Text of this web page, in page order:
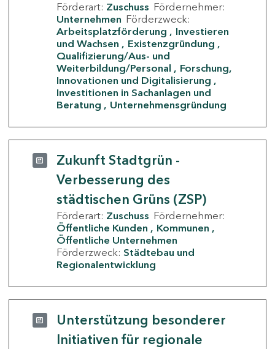
Förderart: Zuschuss Fördernehmer:
Unternehmen Förderzweck:
Arbeitsplatzförderung
Investieren
und Wachsen
Existenzgründung
Qualifizierung/Aus- und
Weiterbildung/Personal
Forschung,
Innovationen und Digitalisierung
Investitionen in Sachanlagen und
Beratung
Unternehmensgründung
Zukunft Stadtgrün -
Verbesserung des
städtischen Grüns (ZSP)
Förderart: Zuschuss Fördernehmer:
Öffentliche Kunden
Kommunen
Öffentliche Unternehmen
Förderzweck: Städtebau und
Regionalentwicklung
Unterstützung besonderer
Initiativen für regionale